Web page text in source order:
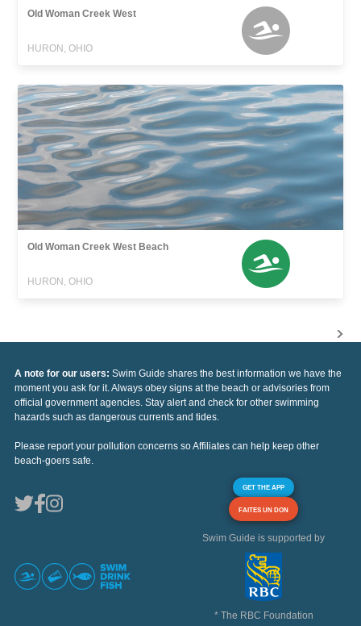
Old Woman Creek West
HURON, OHIO
Old Woman Creek West Beach
HURON, OHIO
A note for our users: Swim Guide shares the best information we have the
moment you ask for it. Always obey signs at the beach or advisories from
official government agencies. Stay alert and check for other swimming
hazards such as dangerous currents and tides.
Please report your pollution concerns so Affiliates can help keep other
beach-goers safe.
GET THE APP
FAITES UN DON
Swim Guide is supported by
* The RBC Foundation